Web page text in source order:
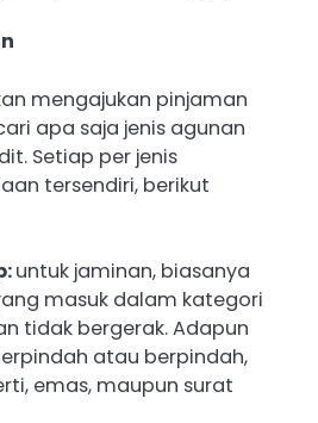
mengajukan pinjaman
apa saja jenis agunan
Setiap per jenis
tersendiri, berikut
untuk jaminan, biasanya
masuk dalam kategori
tidak bergerak. Adapun
atau berpindah,
emas, maupun surat